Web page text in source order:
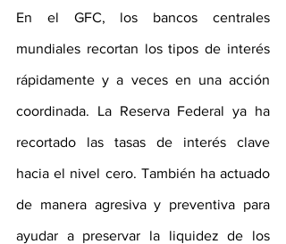
En el GFC, los bancos centrales
mundiales recortan los tipos de interés
rápidamente y a veces en una acción
coordinada. La Reserva Federal ya ha
recortado las tasas de interés clave
hacia el nivel cero. También ha actuado
de manera agresiva y preventiva para
ayudar a preservar la liquidez de los